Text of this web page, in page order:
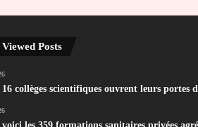
Posts
collèges scientifiques ouvrent leurs portes